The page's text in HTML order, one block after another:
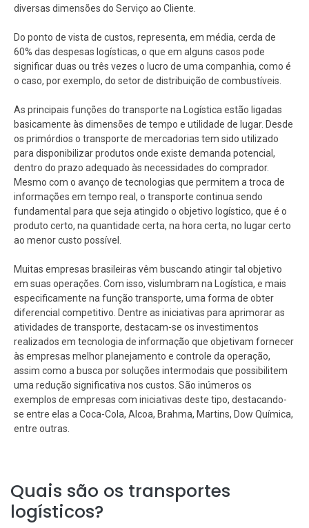
diversas dimensões do Serviço ao Cliente.
Do ponto de vista de custos, representa, em média, cerda de
60% das despesas logísticas, o que em alguns casos pode
significar duas ou três vezes o lucro de uma companhia, como é
o caso, por exemplo, do setor de distribuição de combustíveis.
As principais funções do transporte na Logística estão ligadas
basicamente às dimensões de tempo e utilidade de lugar. Desde
os primórdios o transporte de mercadorias tem sido utilizado
para disponibilizar produtos onde existe demanda potencial,
dentro do prazo adequado às necessidades do comprador.
Mesmo com o avanço de tecnologias que permitem a troca de
informações em tempo real, o transporte continua sendo
fundamental para que seja atingido o objetivo logístico, que é o
produto certo, na quantidade certa, na hora certa, no lugar certo
ao menor custo possível.
Muitas empresas brasileiras vêm buscando atingir tal objetivo
em suas operações. Com isso, vislumbram na Logística, e mais
especificamente na função transporte, uma forma de obter
diferencial competitivo. Dentre as iniciativas para aprimorar as
atividades de transporte, destacam-se os investimentos
realizados em tecnologia de informação que objetivam fornecer
às empresas melhor planejamento e controle da operação,
assim como a busca por soluções intermodais que possibilitem
uma redução significativa nos custos. São inúmeros os
exemplos de empresas com iniciativas deste tipo, destacando-
se entre elas a Coca-Cola, Alcoa, Brahma, Martins, Dow Química,
entre outras.
Quais são os transportes
logísticos?